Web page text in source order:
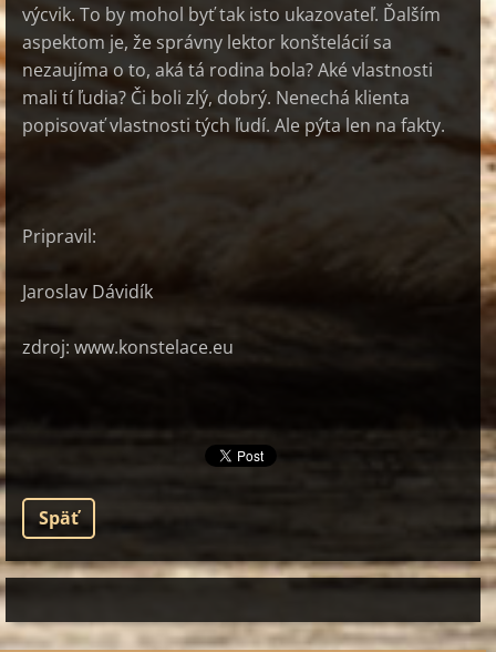
výcvik. To by mohol byť tak isto ukazovateľ. Ďalším
aspektom je, že správny lektor konštelácií sa
nezaujíma o to, aká tá rodina bola? Aké vlastnosti
mali tí ľudia? Či boli zlý, dobrý. Nenechá klienta
popisovať vlastnosti tých ľudí. Ale pýta len na fakty.
Pripravil:
Jaroslav Dávidík
zdroj: www.konstelace.eu
Späť